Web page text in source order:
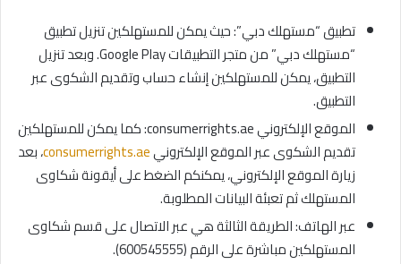
تطبيق “مستهلك دبي”: حيث يمكن للمستهلكين تنزيل تطبيق
“مستهلك دبي” من متجر التطبيقات Google Play. وبعد تنزيل
التطبيق، يمكن للمستهلكين إنشاء حساب وتقديم الشكوى عبر
التطبيق.
الموقع الإلكتروني consumerrights.ae: كما يمكن للمستهلكين
تقديم الشكوى عبر الموقع الإلكترونيconsumerrights.ae، بعد
زيارة الموقع الإلكتروني، يمكنكم الضغط على أيقونة شكاوى
المستهلك ثم تعبئة البيانات المطلوبة.
عبر الهاتف: الطريقة الثالثة هي عبر الاتصال على قسم شكاوى
المستهلكين مباشرة على الرقم (600545555).